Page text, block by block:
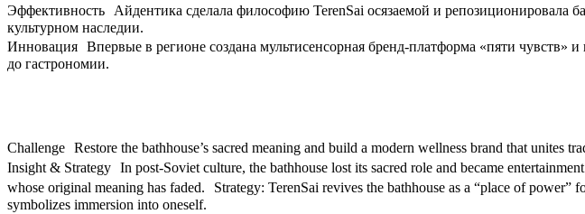
Эффективность Айдентика сделала философию TerenSai осязаемой и репозиционировала
культурном наследии.
Инновация Впервые в регионе создана мультисенсорная бренд-платформа «пяти чувств»
до гастрономии.
Challenge Restore the bathhouse’s sacred meaning and build a modern wellness brand that unites
Insight & Strategy In post-Soviet culture, the bathhouse lost its sacred role and became
whose original meaning has faded. Strategy: TerenSai revives the bathhouse as a “place of
symbolizes immersion into oneself.